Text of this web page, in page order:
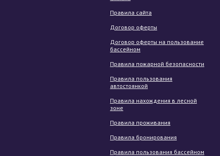
Правила сайта
Договор оферты
Договор оферты на пользование
бассейном
Правила пожарной безопасности
Правила пользования
автостоянкой
Правила нахождения в лесной
зоне
Правила проживания
Правила бронирования
Правила пользования бассейном